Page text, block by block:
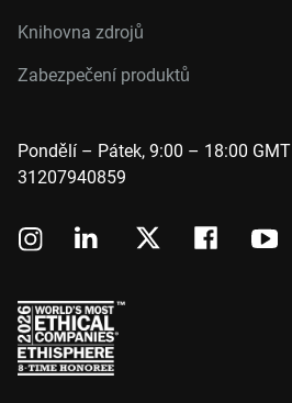
Knihovna zdrojů
Zabezpečení produktů
Pondělí – Pátek, 9:00 – 18:00 GMT
31207940859